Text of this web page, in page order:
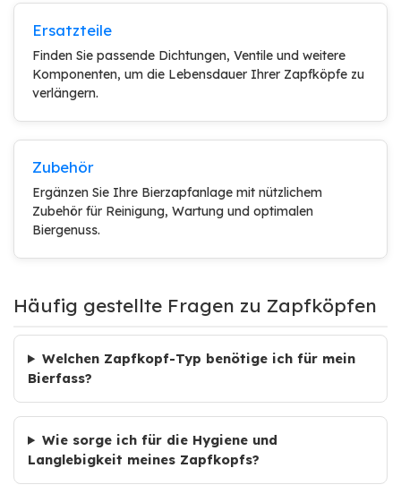
Ersatzteile
Finden Sie passende Dichtungen, Ventile und weitere
Komponenten, um die Lebensdauer Ihrer Zapfköpfe zu
verlängern.
Zubehör
Ergänzen Sie Ihre Bierzapfanlage mit nützlichem
Zubehör für Reinigung, Wartung und optimalen
Biergenuss.
Häufig gestellte Fragen zu Zapfköpfen
Welchen Zapfkopf-Typ benötige ich für mein
Bierfass?
Wie sorge ich für die Hygiene und
Langlebigkeit meines Zapfkopfs?